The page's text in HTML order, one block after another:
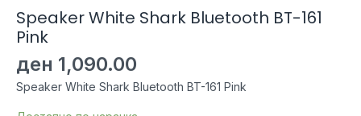
Speaker White Shark Bluetooth BT-161
Pink
ден 1,090.00
Speaker White Shark Bluetooth BT-161 Pink